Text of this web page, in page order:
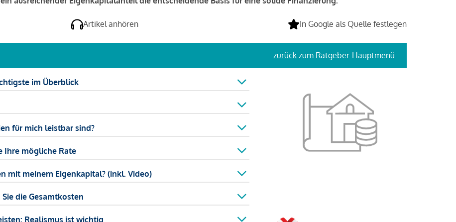
Artikel anhören In Google als Quelle festlegen
zurück zum Ratgeber-Hauptmenü
im Überblick
für mich leistbar sind?
Ihre mögliche Rate
mit meinem Eigenkapital? (inkl. Video)
die Gesamtkosten
Realismus ist wichtig